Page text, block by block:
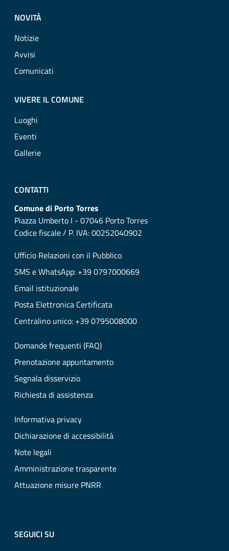
NOVITÀ
Notizie
Avvisi
Comunicati
VIVERE IL COMUNE
Luoghi
Eventi
Gallerie
CONTATTI
Comune di Porto Torres
Piazza Umberto I - 07046 Porto Torres
Codice fiscale / P. IVA: 00252040902
Ufficio Relazioni con il Pubblico
SMS e WhatsApp: +39 0797000669
Email istituzionale
Posta Elettronica Certificata
Centralino unico: +39 0795008000
Domande frequenti (FAQ)
Prenotazione appuntamento
Segnala disservizio
Richiesta di assistenza
Informativa privacy
Dichiarazione di accessibilità
Note legali
Amministrazione trasparente
Attuazione misure PNRR
SEGUICI SU